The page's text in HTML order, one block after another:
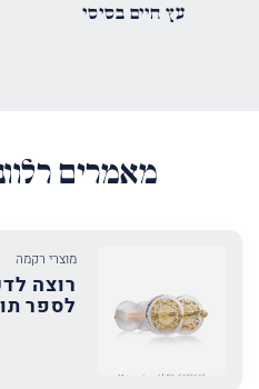
עץ חיים בסיסי
מאמרים
מוצרי רקמה
רוצה
לספר